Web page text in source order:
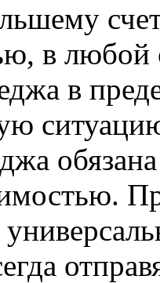
в любой
в